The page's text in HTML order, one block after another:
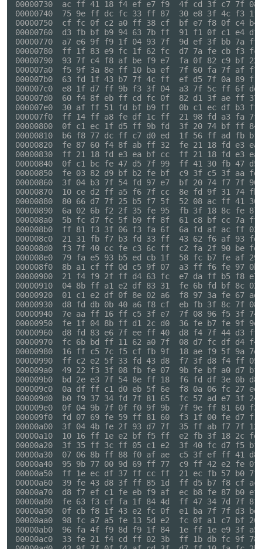
000008e0  79 fa e5 93 b5 ed cb 1f  58 fc b7 fe
000008f0  8b a1 cf ff 0d c5 9f 07  a3 ff f6 fe
00000900  21 f4 f9 2f ff d4 63 fc  e7 da ff b5
00000910  04 8b ff a1 e2 df 83 31  fe 6b fd bf
00000920  01 c1 e2 df 0f 8e 02 a6  f8 97 3a fe
00000930  d8 fd db 0b 40 a6 f8 cf  eb fb 3f 8c
00000940  7e aa ff 16 ff c5 3f e7  7f 08 96 f5
00000950  fe 1f 04 8b ff d1 2c d0  36 fe b7 fe
00000960  d8 fd 83 e6 7f ee ff 40  d8 f4 7f 44 d3
00000970  fc 6b bd ff 11 62 a0 7f  08 d7 fc df
00000980  16 ff c5 7c f5 cf fb 9f  18 ae f9 5f 9a
00000990  ff c2 e2 5f 33 fd 43 d8  f7 3f d8 f4 ff
000009a0  49 22 f3 3f 08 fb fe 07  9b fe bf a0
000009b0  bd 2e e3 7f 54 8e ff 18  f6 fd df 3e
000009c0  0a df ff c1 d0 eb 5f 6e  f8 0a 06 fc
000009d0  b0 f9 37 34 fd 7f 81 65  fc 57 ad e7 3f
000009e0  0f 04 9b 7f 0f f0 9f 9b  7f 9e ff 81
000009f0  fd 07 69 fe 59 ff 81 60  f3 1f 00 fe
00000a00  3f 04 4b fe 2f 93 d7 7f  35 ff ab f7
00000a10  10 16 ff 1e e2 bf f5 ff  e2 fb 3f 18
00000a20  3f 35 ff 3c ff 05 c1 e2  3f 40 fc d7 f5
00000a30  07 06 8b ff 88 f0 af ae  c5 3f ef ff
00000a40  95 9b 77 00 9d 69 ff 77  c9 ff 42 e2
00000a50  ff 1e ec df 37 ff cc ff  21 ec fb 57 b0
00000a60  39 fe 43 d8 3f ff 85 1d  ff d5 b7 f8
00000a70  d8 f7 ef c1 fe eb f9 af  ec b8 fe 87
00000a80  fe 63 f3 cf fa 1f 84 4d  ff 47 34 7d 7f
00000a90  0f cb f8 1f 43 e2 fc 0f  e1 ba 7f 7f
00000aa0  98 fc a7 a5 fe 13 5d e2  fc 0f a1 c7
00000ab0  96 fa 4f f9 8d f9 1f 84  1e ff 1e e9
00000ac0  33 fe 21 f4 cd ff 02 3b  ff 1b db fc